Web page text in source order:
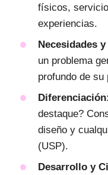
físicos,
experiencias.
Necesidades
un problema
profundo de su
Diferenciación:
destaque?
diseño y
(USP).
Desarrollo y